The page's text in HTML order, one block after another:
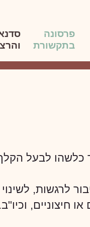
פרסונה
בתקשורת
כלשהו לבעל
לרגשות,
חיצוניים, וכיו"ב.